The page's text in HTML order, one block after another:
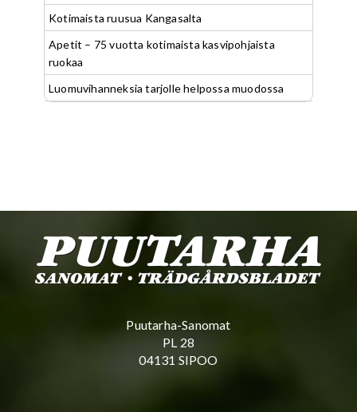
Kotimaista ruusua Kangasalta
Apetit – 75 vuotta kotimaista kasvipohjaista
ruokaa
Luomuvihanneksia tarjolle helpossa muodossa
Puutarha-Sanomat
PL 28
04131 SIPOO